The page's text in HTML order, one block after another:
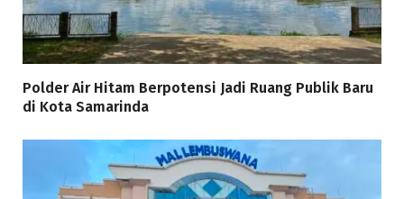
Polder Air Hitam Berpotensi Jadi Ruang Publik Baru
di Kota Samarinda